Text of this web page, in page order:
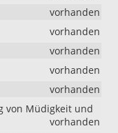
vorhanden
vorhanden
vorhanden
vorhanden
vorhanden
von Müdigkeit und
vorhanden